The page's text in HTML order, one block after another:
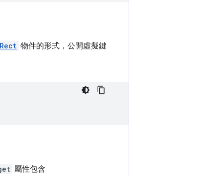
物件的形式，公開虛擬鍵
屬性包含